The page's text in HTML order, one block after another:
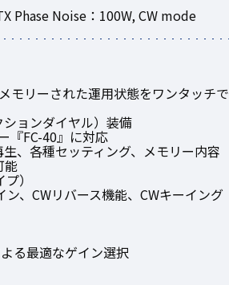
Phase Noise：100W, CW mode
モリーされた運用状態をワンタッチで
ョンダイヤル）装備
『FC-40』に対応
、各種セッティング、メモリー内容
能
）
ン、CWリバース機能、CWキーイング
る最適なゲイン選択